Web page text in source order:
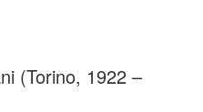
(Torino, 1922 –